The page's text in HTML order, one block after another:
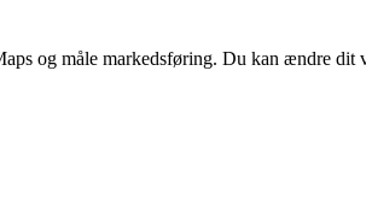
og måle markedsføring. Du kan ændre dit